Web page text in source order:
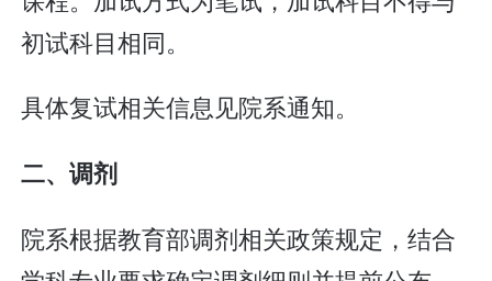
初试科目相同。
具体复试相关信息见院系通知。
二、调剂
院系根据教育部调剂相关政策规定，结合